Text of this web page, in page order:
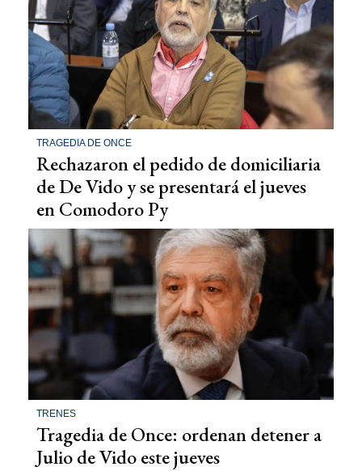
TRAGEDIA DE ONCE
Rechazaron el pedido de domiciliaria
de De Vido y se presentará el jueves
en Comodoro Py
TRENES
Tragedia de Once: ordenan detener a
Julio de Vido este jueves